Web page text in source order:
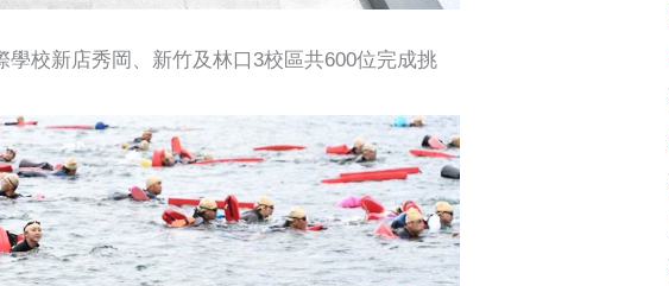
校新店秀岡、新竹及林口3校區共600位完成挑